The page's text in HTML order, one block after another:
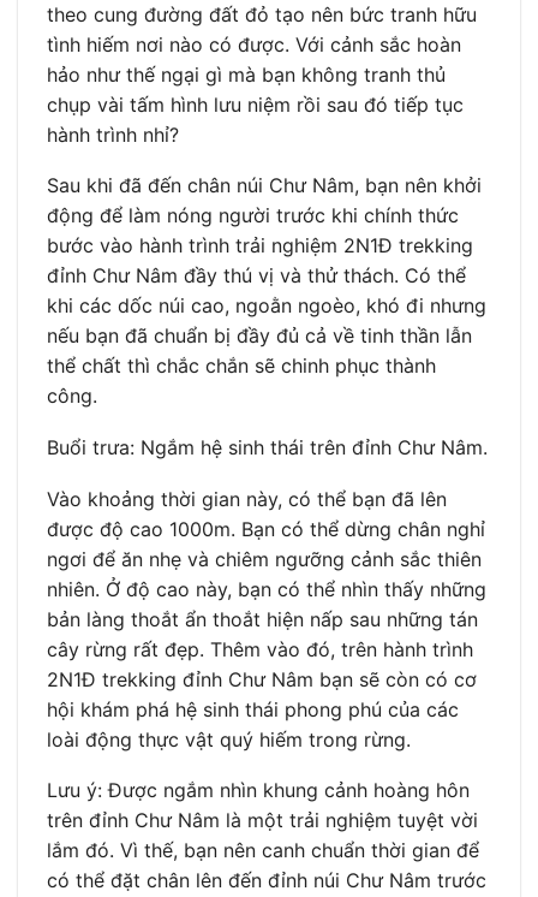
theo cung đường đất đỏ tạo nên bức tranh hữu
tình hiếm nơi nào có được. Với cảnh sắc hoàn
hảo như thế ngại gì mà bạn không tranh thủ
chụp vài tấm hình lưu niệm rồi sau đó tiếp tục
hành trình nhỉ?
Sau khi đã đến chân núi Chư Nâm, bạn nên khởi
động để làm nóng người trước khi chính thức
bước vào hành trình trải nghiệm 2N1Đ trekking
đỉnh Chư Nâm đầy thú vị và thử thách. Có thể
khi các dốc núi cao, ngoằn ngoèo, khó đi nhưng
nếu bạn đã chuẩn bị đầy đủ cả về tinh thần lẫn
thể chất thì chắc chắn sẽ chinh phục thành
công.
Buổi trưa: Ngắm hệ sinh thái trên đỉnh Chư Nâm.
Vào khoảng thời gian này, có thể bạn đã lên
được độ cao 1000m. Bạn có thể dừng chân nghỉ
ngơi để ăn nhẹ và chiêm ngưỡng cảnh sắc thiên
nhiên. Ở độ cao này, bạn có thể nhìn thấy những
bản làng thoắt ẩn thoắt hiện nấp sau những tán
cây rừng rất đẹp. Thêm vào đó, trên hành trình
2N1Đ trekking đỉnh Chư Nâm bạn sẽ còn có cơ
hội khám phá hệ sinh thái phong phú của các
loài động thực vật quý hiếm trong rừng.
Lưu ý: Được ngắm nhìn khung cảnh hoàng hôn
trên đỉnh Chư Nâm là một trải nghiệm tuyệt vời
lắm đó. Vì thế, bạn nên canh chuẩn thời gian để
có thể đặt chân lên đến đỉnh núi Chư Nâm trước